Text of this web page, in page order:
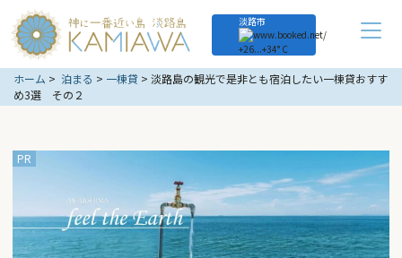
淡路市
+26...+34° C
ホーム 泊まる 一棟貸
淡路島の観光で是非とも宿泊したい一棟貸おすす
め3選 その２